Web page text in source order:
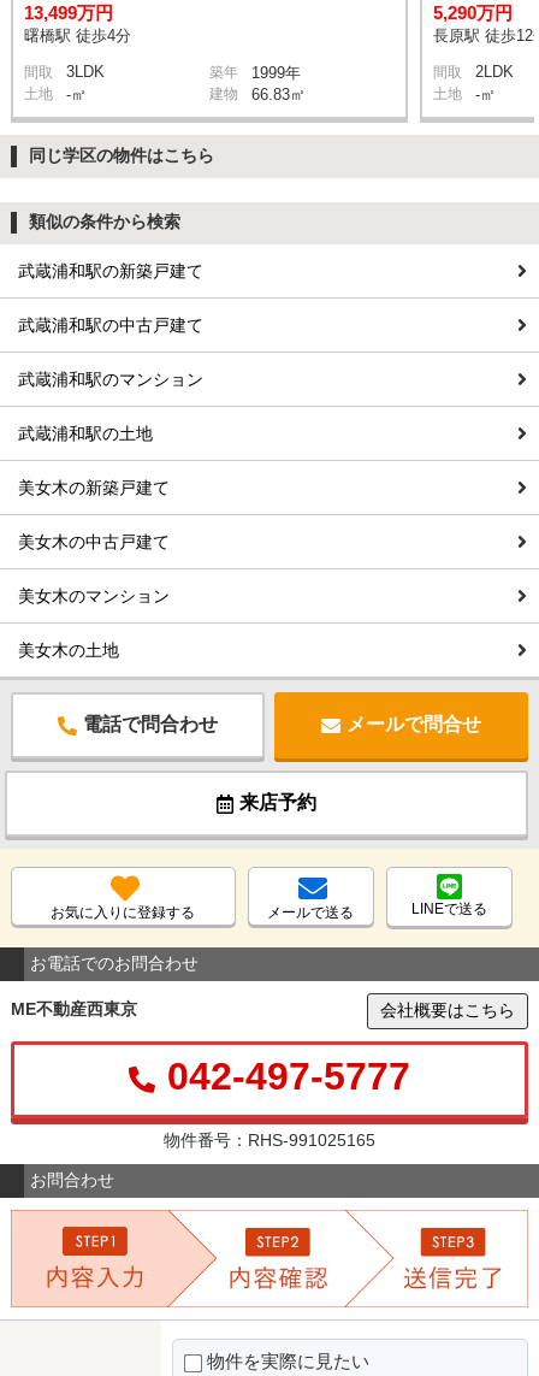
13,499万円
曙橋駅 徒歩4分
間取 3LDK 築年 1999年
土地 -㎡ 建物 66.83㎡
5,290万円
長原駅 徒歩12
間取 2LDK
土地 -㎡
同じ学区の物件はこちら
類似の条件から検索
武蔵浦和駅の新築戸建て
武蔵浦和駅の中古戸建て
武蔵浦和駅のマンション
武蔵浦和駅の土地
美女木の新築戸建て
美女木の中古戸建て
美女木のマンション
美女木の土地
電話で問合わせ メールで問合せ
来店予約
お気に入りに登録する メールで送る LINEで送る
お電話でのお問合わせ
ME不動産西東京 会社概要はこちら
042-497-5777
物件番号：RHS-991025165
お問合わせ
物件を実際に見たい